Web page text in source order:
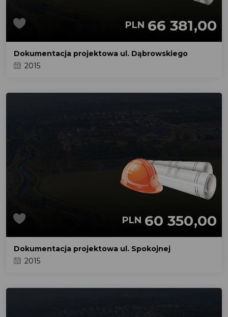
PLN 66 381,00
Dokumentacja projektowa ul. Dąbrowskiego
2015
PLN 60 350,00
Dokumentacja projektowa ul. Spokojnej
2015